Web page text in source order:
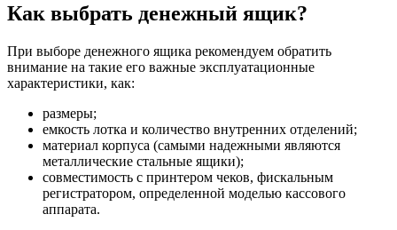
Как выбрать денежный ящик?
При выборе денежного ящика рекомендуем обратить
внимание на такие его важные эксплуатационные
характеристики, как:
размеры;
емкость лотка и количество внутренних отделений;
материал корпуса (самыми надежными являются
металлические стальные ящики);
совместимость с принтером чеков, фискальным
регистратором, определенной моделью кассового
аппарата.